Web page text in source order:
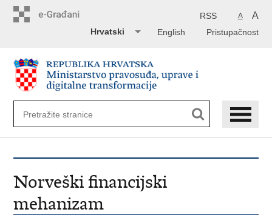
A A
RSS
Pristupačnost
English
Hrvatski
Norveški financijski
mehanizam